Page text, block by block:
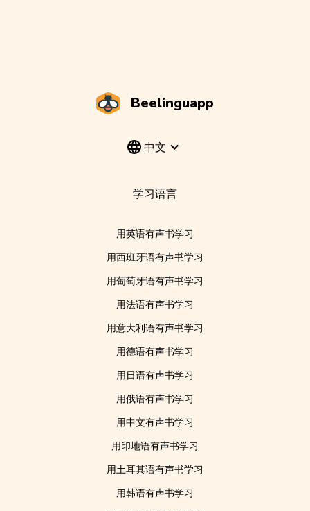
Beelinguapp
中文
学习语言
用英语有声书学习
用西班牙语有声书学习
用葡萄牙语有声书学习
用法语有声书学习
用意大利语有声书学习
用德语有声书学习
用日语有声书学习
用俄语有声书学习
用中文有声书学习
用印地语有声书学习
用土耳其语有声书学习
用韩语有声书学习